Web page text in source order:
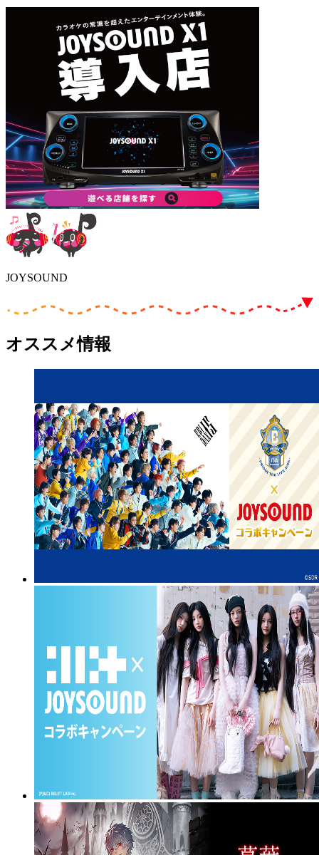
JOYSOUND
オススメ情報